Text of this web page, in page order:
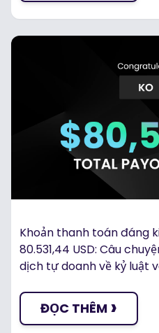
Khoản thanh toán đáng
80.531,44 USD: Câu
dịch tự doanh về kỷ luật
ĐỌC THÊM ›